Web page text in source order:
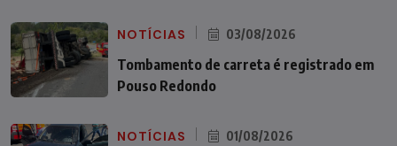
NOTÍCIAS 03/08/2026
Tombamento de carreta é registrado em
Pouso Redondo
NOTÍCIAS 01/08/2026